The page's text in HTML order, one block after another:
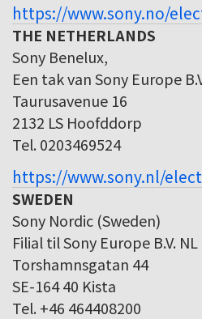
https://www.sony.no/
THE NETHERLANDS
Sony Benelux,
Een tak van Sony Europe
Taurusavenue 16
2132 LS Hoofddorp
Tel. 0203469524
https://www.sony.nl/
SWEDEN
Sony Nordic (Sweden)
Filial til Sony Europe B.V. NL
Torshamnsgatan 44
SE-164 40 Kista
Tel. +46 464408200